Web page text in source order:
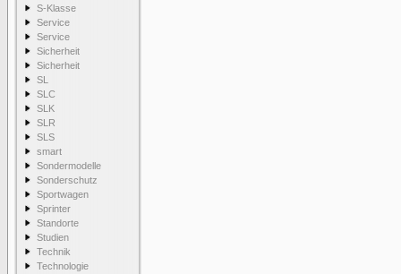
S-Klasse
Service
Service
Sicherheit
Sicherheit
SL
SLC
SLK
SLR
SLS
smart
Sondermodelle
Sonderschutz
Sportwagen
Sprinter
Standorte
Studien
Technik
Technologie